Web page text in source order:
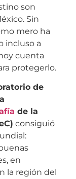
son
Sin
mero ha
incluso a
cuenta
protegerlo.
de
de la
consiguió
en
la región del